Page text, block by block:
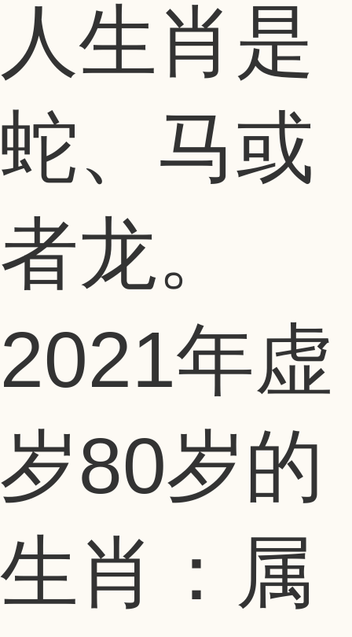
人生肖是
蛇、马或
者龙。
2021年虚
岁80岁的
生肖：属